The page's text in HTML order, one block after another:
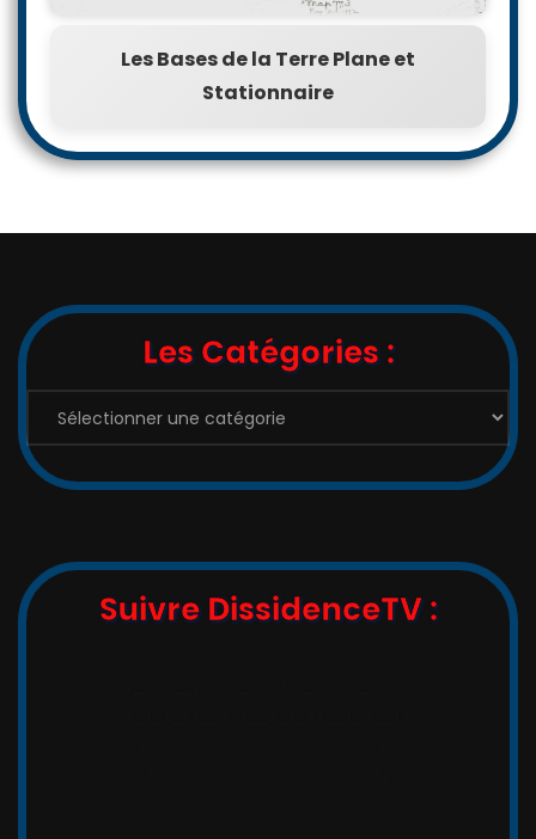
Les Bases de la Terre Plane et
Stationnaire
Les Catégories :
Catégories
Suivre DissidenceTV :